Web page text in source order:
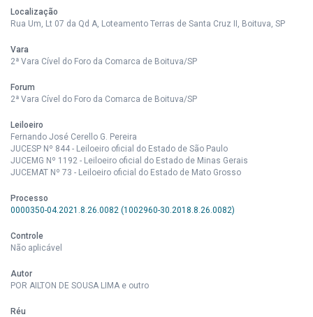
Localização
Rua Um, Lt 07 da Qd A, Loteamento Terras de Santa Cruz II, Boituva, SP
Vara
2ª Vara Cível do Foro da Comarca de Boituva/SP
Forum
2ª Vara Cível do Foro da Comarca de Boituva/SP
Leiloeiro
Fernando José Cerello G. Pereira
JUCESP Nº 844 - Leiloeiro oficial do Estado de São Paulo
JUCEMG Nº 1192 - Leiloeiro oficial do Estado de Minas Gerais
JUCEMAT Nº 73 - Leiloeiro oficial do Estado de Mato Grosso
Processo
0000350-04.2021.8.26.0082 (1002960-30.2018.8.26.0082)
Controle
Não aplicável
Autor
POR AILTON DE SOUSA LIMA e outro
Réu